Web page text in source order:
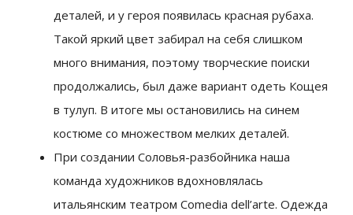
деталей, и у героя появилась красная рубаха.
Такой яркий цвет забирал на себя слишком
много внимания, поэтому творческие поиски
продолжались, был даже вариант одеть Кощея
в тулуп. В итоге мы остановились на синем
костюме со множеством мелких деталей.
При создании Соловья-разбойника наша
команда художников вдохновлялась
итальянским театром Comedia dell’arte. Одежда